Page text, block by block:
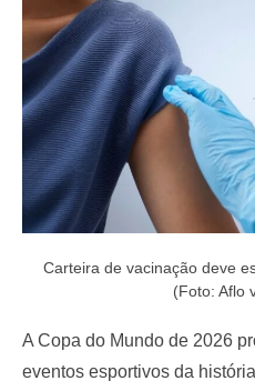
Carteira de vacinação deve
(Foto: Aflo
A Copa do Mundo de 2026
eventos esportivos da